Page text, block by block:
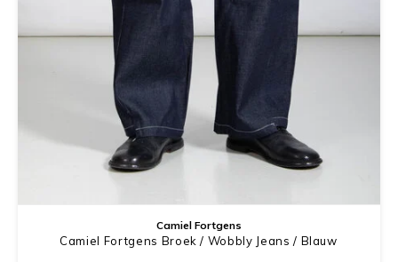
Camiel Fortgens
Camiel Fortgens Broek / Wobbly Jeans / Blauw